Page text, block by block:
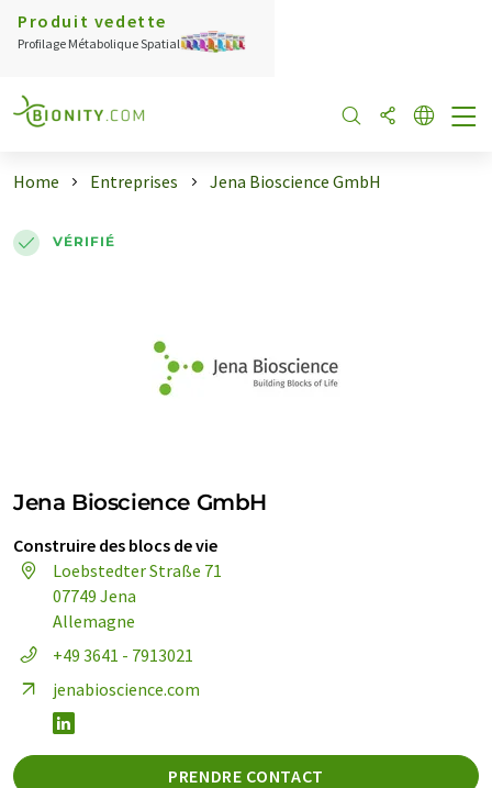
Produit vedette
Profilage Métabolique Spatial
Home Entreprises Jena Bioscience GmbH
VÉRIFIÉ
Jena Bioscience GmbH
Construire des blocs de vie
Loebstedter Straße 71
07749 Jena
Allemagne
+49 3641 - 7913021
jenabioscience.com
PRENDRE CONTACT